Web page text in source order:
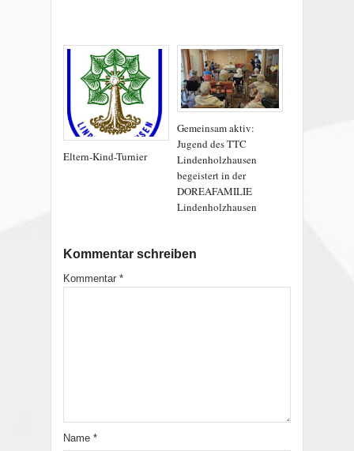
Eltern-Kind-Turnier
Gemeinsam aktiv:
Jugend des TTC
Lindenholzhausen
begeistert in der
DOREAFAMILIE
Lindenholzhausen
Kommentar schreiben
Kommentar *
Name *